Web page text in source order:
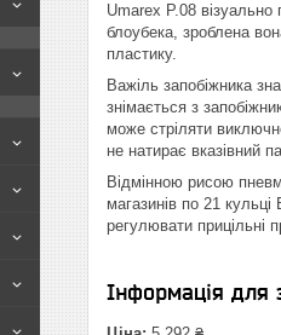
Umarex P.08
блоубека, зроблена
пластику.
Важіль запобіжника
знімається з
може стріляти
не натирає вказівний
Відмінною рисою
магазинів по 21
регулювати прицільні
Інформація для